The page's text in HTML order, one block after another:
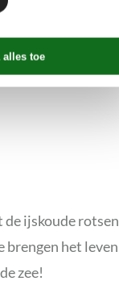
de ijskoude rotsen
brengen het leven
zee!